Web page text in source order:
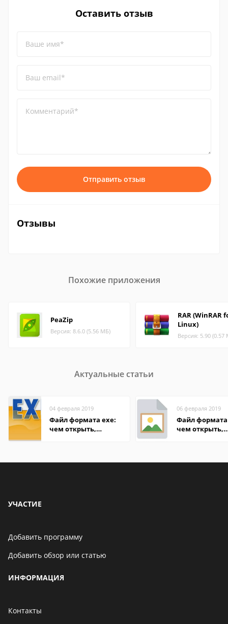
Оставить отзыв
Ваше имя*
Ваш email*
Комментарий*
Отправить отзыв
Отзывы
Похожие приложения
PeaZip
Версия: 8.6.0 (5.56 МБ)
RAR (WinRAR
Linux)
Версия: 5.90 (0.57
Актуальные статьи
04 февраля 2019
Файл формата exe:
чем открыть,
06 февраля 2019
Файл формата
чем открыть,
УЧАСТИЕ
Добавить программу
Добавить обзор или статью
ИНФОРМАЦИЯ
Контакты